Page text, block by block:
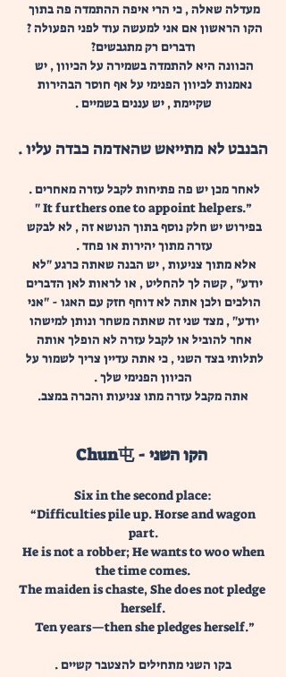
מעדלה שאלה , כי הרי איפה ההתמדה פה בתוך
הקו הראשון אם אני למעשה עוד לפני הפעולה ?
ודברים רק מתגבשים?
הכוונה היא להתמדה בשמירה על הכיוון , יש
נאמנות לכיוון הפנימי על אף חוסר הבהירות
שקיימת , יש עננים בשמיים .
הבנבט לא מתייאש שהאדמה כבדה עליו .
לאחר מכן יש פה פתיחות לקבל עזרה מאחרים .
" It furthers one to appoint helpers.”
בפירוש יש חלק נוסף בתוך הנושא זה , לא לבקש
עזרה מתוך יהירות או פחד .
אלא מתוך צניעות , יש הבנה שאתה כרגע "לא
יודע" , קשה לך להחליט , או לראות לאן הדברים
הולכים ולכן אתה לא דוחף חזק עם האגו - "אני
יודע" , מצד שני זה שאתה משחר ונותן למישהו
אחר להוביל או לקבל עזרה לא הופלך אותה
לתלותי בצד השני , כי אתה עדיין צריך לשמור על
הכיוון הפנימי שלך .
אתה מקבל עזרה מתו צניעות והכרה במצב.
Chun屯 - הקו השני
Six in the second place:
“Difficulties pile up. Horse and wagon
part.
He is not a robber; He wants to woo when
the time comes.
The maiden is chaste, She does not pledge
herself.
Ten years—then she pledges herself.”
בקו השני מתחילים להצטבר קשיים .